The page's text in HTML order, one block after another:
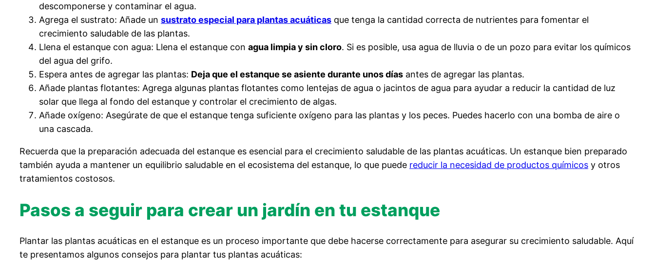
descomponerse y contaminar el agua.
Agrega el sustrato: Añade un sustrato especial para plantas acuáticas que tenga la cantidad correcta de nutrientes para fomentar el
crecimiento saludable de las plantas.
Llena el estanque con agua: Llena el estanque con agua limpia y sin cloro. Si es posible, usa agua de lluvia o de un pozo para evitar los químicos
del agua del grifo.
Espera antes de agregar las plantas: Deja que el estanque se asiente durante unos días antes de agregar las plantas.
Añade plantas flotantes: Agrega algunas plantas flotantes como lentejas de agua o jacintos de agua para ayudar a reducir la cantidad de luz
solar que llega al fondo del estanque y controlar el crecimiento de algas.
Añade oxígeno: Asegúrate de que el estanque tenga suficiente oxígeno para las plantas y los peces. Puedes hacerlo con una bomba de aire o
una cascada.
Recuerda que la preparación adecuada del estanque es esencial para el crecimiento saludable de las plantas acuáticas. Un estanque bien preparado
también ayuda a mantener un equilibrio saludable en el ecosistema del estanque, lo que puede reducir la necesidad de productos químicos y otros
tratamientos costosos.
Pasos a seguir para crear un jardín en tu estanque
Plantar las plantas acuáticas en el estanque es un proceso importante que debe hacerse correctamente para asegurar su crecimiento saludable. Aquí
te presentamos algunos consejos para plantar tus plantas acuáticas: